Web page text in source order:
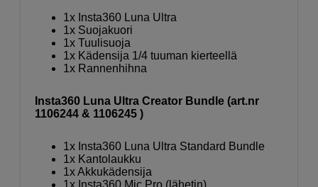
1x Insta360 Luna Ultra
1x Suojakuori
1x Tuulisuoja
1x Kädensija 1/4 tuuman kierteellä
1x Rannenhihna
Insta360 Luna Ultra Creator Bundle (art.nr
1106244 & 1106245 )
1x Insta360 Luna Ultra Standard Bundle
1x Kantolaukku
1x Akkukädensija
1x Insta360 Mic Pro (lähetin)